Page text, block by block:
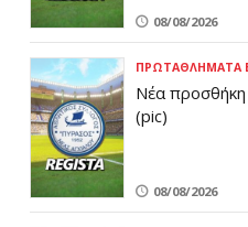
08/08/2026
ΠΡΩΤΑΘΛΉΜΑΤΑ
Νέα
(pic)
08/08/2026